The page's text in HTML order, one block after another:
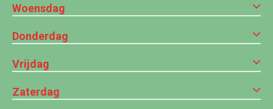
Woensdag
Donderdag
Vrijdag
Zaterdag